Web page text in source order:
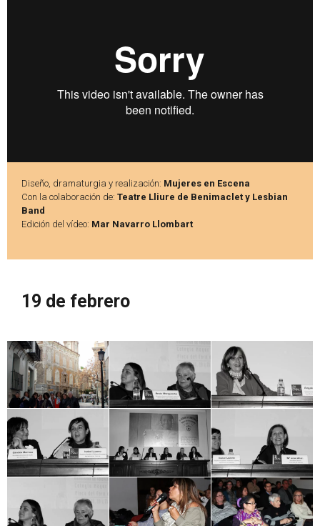
Diseño, dramaturgia y realización: Mujeres en Escena
Con la colaboración de: Teatre Lliure de Benimaclet y Lesbian
Band
Edición del vídeo: Mar Navarro Llombart
19 de febrero